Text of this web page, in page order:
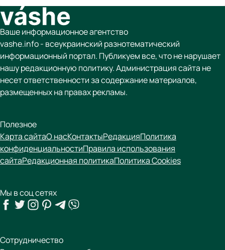
Ваше информационное агентство
vashe.info - всеукраинский разнотематический
информационный портал. Публикуем все, что не нарушает
нашу редакционную политику. Администрация сайта не
несет ответственности за содержание материалов,
размещенных на правах рекламы.
Полезное
Карта сайтаО насКонтактыРедакцияПолитика
конфиденциальностиПравила использования
сайтаРедакционная политикаПолитика Cookies
Мы в соц сетях
Сотрудничество